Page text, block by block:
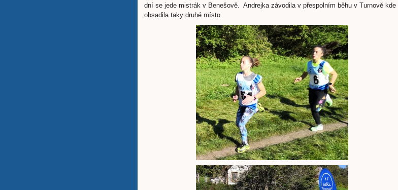
dní se jede mistrák v Benešově. Andrejka závodila v přespolním běhu v Turnově kde
obsadila taky druhé místo.